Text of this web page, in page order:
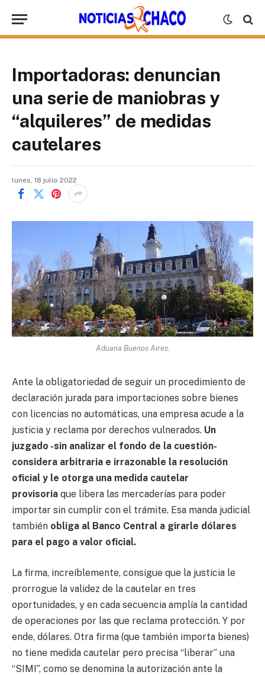
Importadoras: denuncian
una serie de maniobras y
“alquileres” de medidas
cautelares
lunes, 18 julio 2022
Aduana Buenos Aires.
Ante la obligatoriedad de seguir un procedimiento de
declaración jurada para importaciones sobre bienes
con licencias no automáticas, una empresa acude a la
justicia y reclama por derechos vulnerados. Un
juzgado -sin analizar el fondo de la cuestión-
considera arbitraria e irrazonable la resolución
oficial y le otorga una medida cautelar
provisoria que libera las mercaderías para poder
importar sin cumplir con el trámite. Esa manda judicial
también obliga al Banco Central a girarle dólares
para el pago a valor oficial.
La firma, increíblemente, consigue que la justicia le
prorrogue la validez de la cautelar en tres
oportunidades, y en cada secuencia amplía la cantidad
de operaciones por las que reclama protección. Y por
ende, dólares. Otra firma (que también importa bienes)
no tiene medida cautelar pero precisa “liberar” una
“SIMI”, como se denomina la autorización ante la